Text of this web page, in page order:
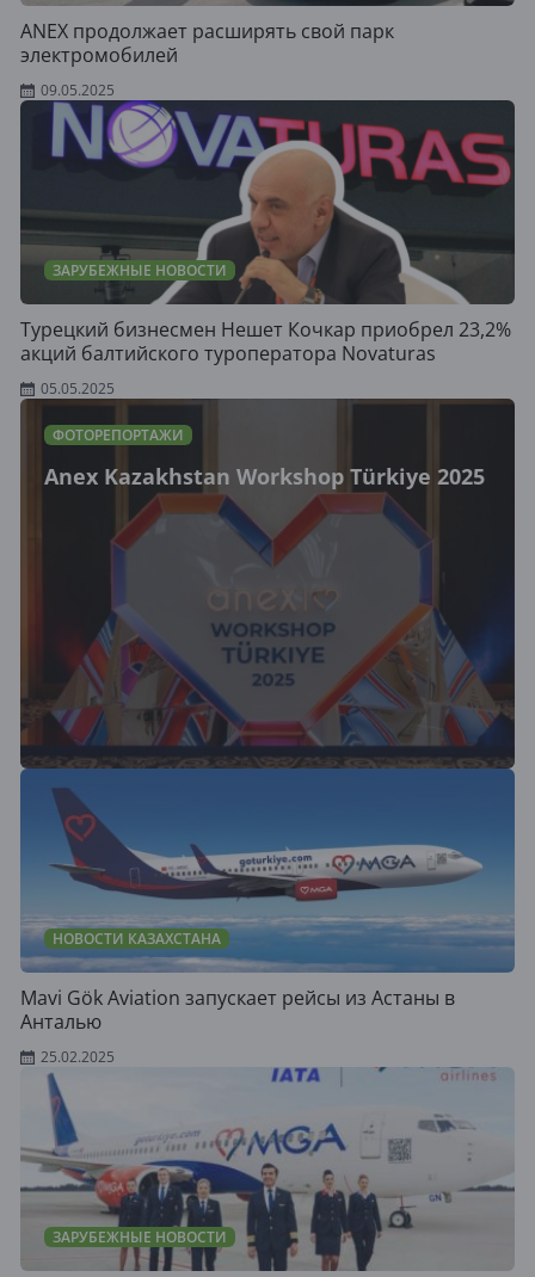
ANEX продолжает расширять свой парк
электромобилей
09.05.2025
ЗАРУБЕЖНЫЕ НОВОСТИ
Турецкий бизнесмен Нешет Кочкар приобрел 23,2%
акций балтийского туроператора Novaturas
05.05.2025
ФОТОРЕПОРТАЖИ
Anex Kazakhstan Workshop Türkiye 2025
НОВОСТИ КАЗАХСТАНА
Mavi Gök Aviation запускает рейсы из Астаны в
Анталью
25.02.2025
ЗАРУБЕЖНЫЕ НОВОСТИ